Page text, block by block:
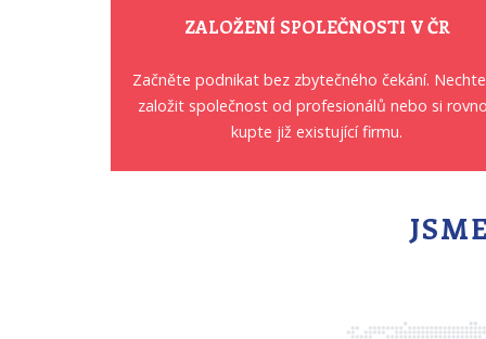
ZALOŽENÍ SPOLEČNOSTI V ČR
Začněte podnikat bez zbytečného čekání.
založit společnost od profesionálů nebo si
kupte již existující firmu.